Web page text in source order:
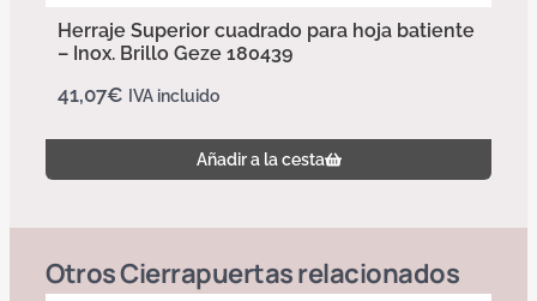
Herraje Superior cuadrado para hoja batiente
– Inox. Brillo Geze 180439
41,07€ IVA incluido
Añadir a la cesta
OtrosCierrapuertasrelacionados